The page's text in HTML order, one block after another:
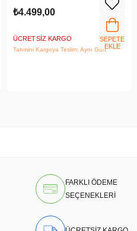
₺4.499,00
ÜCRETSIZ KARGO
Tahmini Kargoya Teslim: Aynı Gün
SEPETE
EKLE
FARKLI ÖDEME
SEÇENEKLERİ